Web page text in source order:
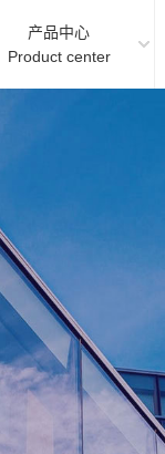
产品中心
Product center